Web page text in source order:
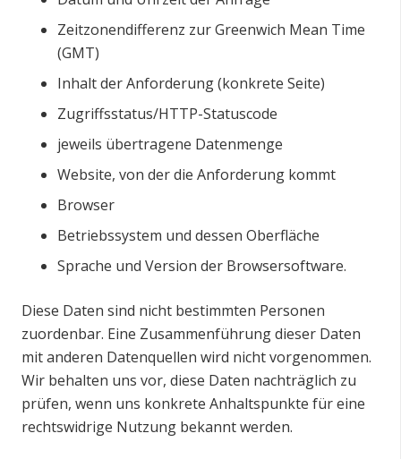
Zeitzonendifferenz zur Greenwich Mean Time
(GMT)
Inhalt der Anforderung (konkrete Seite)
Zugriffsstatus/HTTP-Statuscode
jeweils übertragene Datenmenge
Website, von der die Anforderung kommt
Browser
Betriebssystem und dessen Oberfläche
Sprache und Version der Browsersoftware.
Diese Daten sind nicht bestimmten Personen
zuordenbar. Eine Zusammenführung dieser Daten
mit anderen Datenquellen wird nicht vorgenommen.
Wir behalten uns vor, diese Daten nachträglich zu
prüfen, wenn uns konkrete Anhaltspunkte für eine
rechtswidrige Nutzung bekannt werden.